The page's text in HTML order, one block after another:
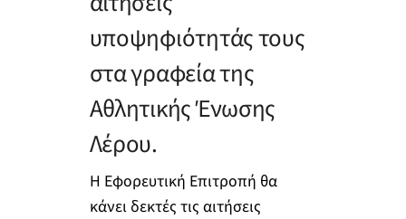
υποψηφιότητάς τους
στα γραφεία της
Αθλητικής Ένωσης
Λέρου.
Η Εφορευτική Επιτροπή θα
κάνει δεκτές τις αιτήσεις